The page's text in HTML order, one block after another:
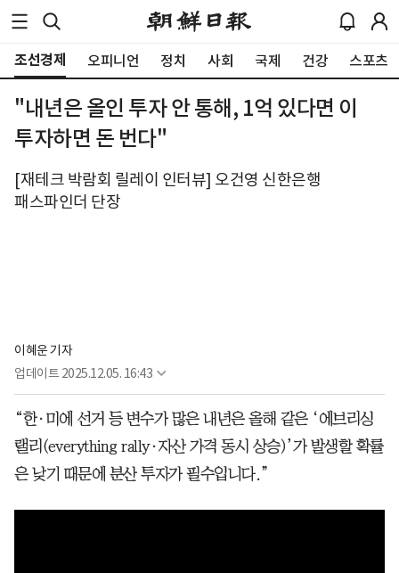
조선경제 오피니언 정치 사회 국제 건강 스포츠
"내년은 올인 투자 안 통해, 1억 있다면 이
투자하면 돈 번다"
[재테크 박람회 릴레이 인터뷰] 오건영 신한은행
패스파인더 단장
이혜운 기자
업데이트 2025.12.05. 16:43
“한·미에 선거 등 변수가 많은 내년은 올해 같은 ‘에브리싱
랠리(everything rally·자산 가격 동시 상승)’가 발생할 확률
은 낮기 때문에 분산 투자가 필수입니다.”